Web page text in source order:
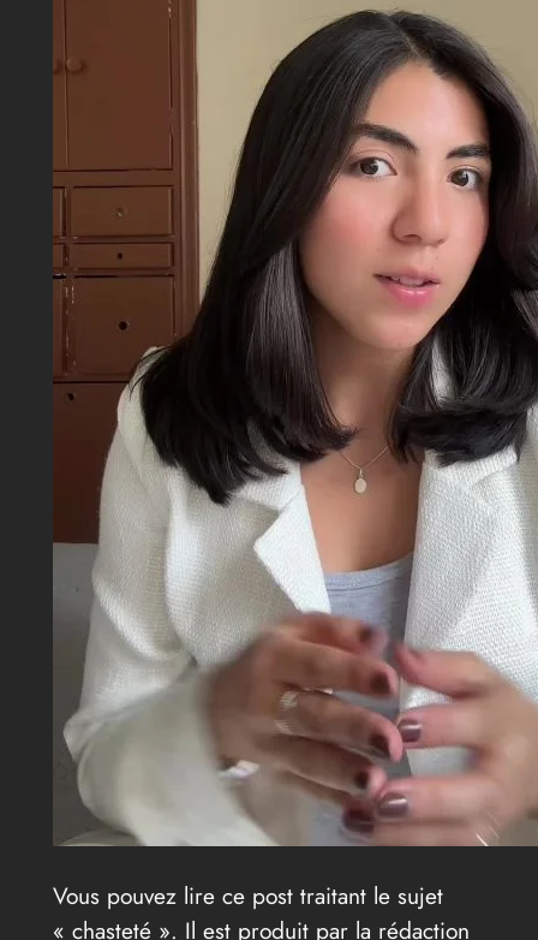
Vous pouvez lire ce post traitant le sujet
« chasteté ». Il est produit par la rédaction